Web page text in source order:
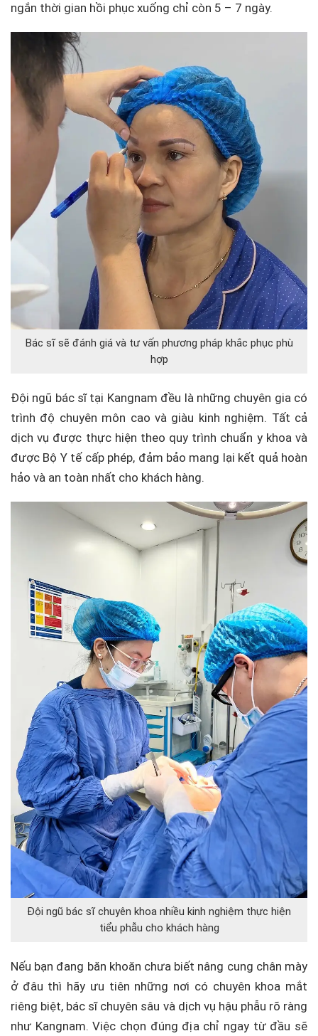
ngắn thời gian hồi phục xuống chỉ còn 5 – 7 ngày.
Bác sĩ sẽ đánh giá và tư vấn phương pháp khắc phục phù
hợp
Đội ngũ bác sĩ tại Kangnam đều là những chuyên gia có
trình độ chuyên môn cao và giàu kinh nghiệm. Tất cả
dịch vụ được thực hiện theo quy trình chuẩn y khoa và
được Bộ Y tế cấp phép, đảm bảo mang lại kết quả hoàn
hảo và an toàn nhất cho khách hàng.
Đội ngũ bác sĩ chuyên khoa nhiều kinh nghiệm thực hiện
tiểu phẫu cho khách hàng
Nếu bạn đang băn khoăn chưa biết nâng cung chân mày
ở đâu thì hãy ưu tiên những nơi có chuyên khoa mắt
riêng biệt, bác sĩ chuyên sâu và dịch vụ hậu phẫu rõ ràng
như Kangnam. Việc chọn đúng địa chỉ ngay từ đầu sẽ